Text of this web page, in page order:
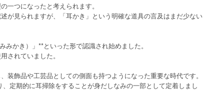
一つになったと考えられます。
が見られますが、「耳かき」という明確な道具の言及はまだ少ない
かき）」**といった形で認識され始めました。
されていました。
装飾品や工芸品としての側面も持つようになった重要な時代です。
定期的に耳掃除をすることが身だしなみの一部として定着しまし